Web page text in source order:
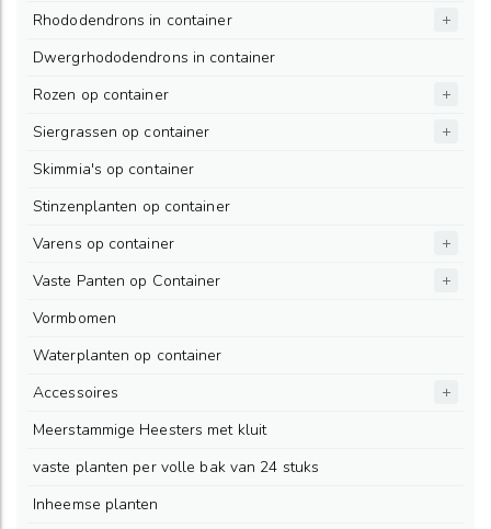
Rhododendrons in container
Dwergrhododendrons in container
Rozen op container
Siergrassen op container
Skimmia's op container
Stinzenplanten op container
Varens op container
Vaste Panten op Container
Vormbomen
Waterplanten op container
Accessoires
Meerstammige Heesters met kluit
vaste planten per volle bak van 24 stuks
Inheemse planten